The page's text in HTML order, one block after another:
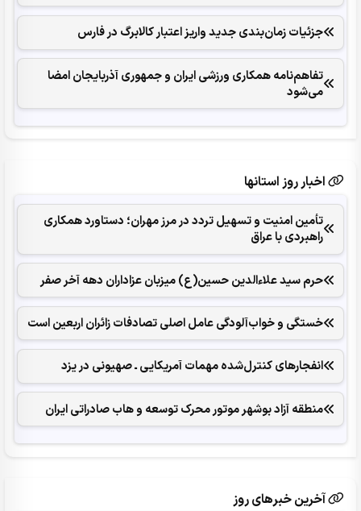
جزئیات زمان‌بندی جدید واریز اعتبار کالابرگ در فارس
تفاهم‌نامه همکاری ورزشی ایران و جمهوری آذربایجان امضا
می‌شود
اخبار روز استانها
تأمین امنیت و تسهیل تردد در مرز مهران؛ دستاورد همکاری‌
راهبردی با عراق
حرم سید علاءالدین حسین(ع) میزبان عزاداران دهه آخر صفر
خستگی و خواب‌آلودگی عامل اصلی تصادفات زائران اربعین است
انفجارهای ‌کنترل‌شده ‌مهمات آمریکایی ـ صهیونی در یزد
منطقه آزاد بوشهر موتور محرک توسعه و هاب صادراتی ایران
آخرین خبرهای روز